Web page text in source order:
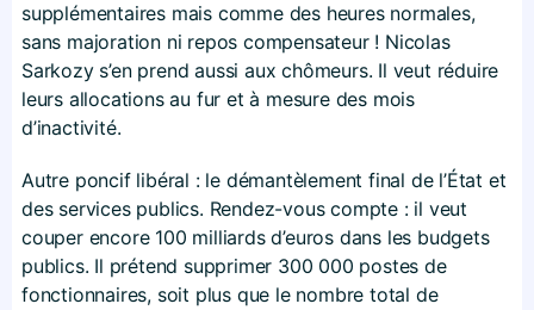
supplémentaires mais comme des heures normales,
sans majoration ni repos compensateur ! Nicolas
Sarkozy s’en prend aussi aux chômeurs. Il veut réduire
leurs allocations au fur et à mesure des mois
d’inactivité.
Autre poncif libéral : le démantèlement final de l’État et
des services publics. Rendez-vous compte : il veut
couper encore 100 milliards d’euros dans les budgets
publics. Il prétend supprimer 300 000 postes de
fonctionnaires, soit plus que le nombre total de